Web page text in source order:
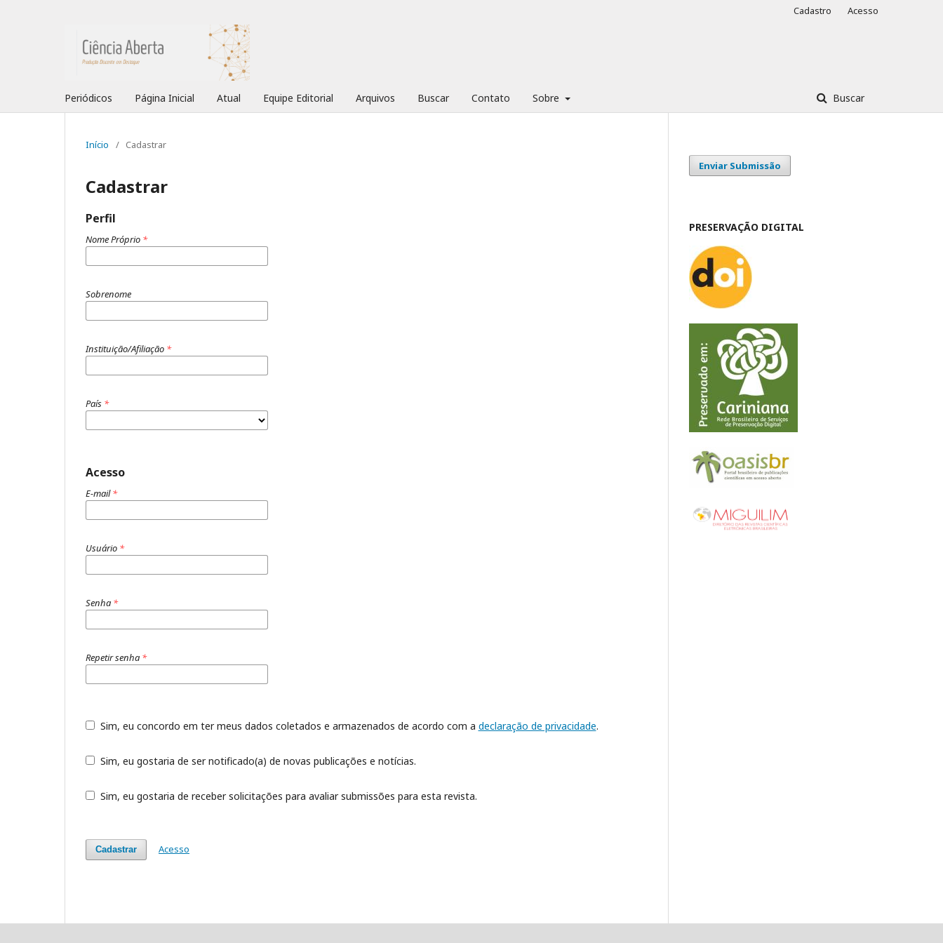
Periódicos Página Inicial Atual Equipe Editorial Arquivos Buscar Contato Sobre Buscar
Cadastro Acesso
Início / Cadastrar
Cadastrar
Perfil
Nome Próprio *
Sobrenome
Instituição/Afiliação *
País *
Acesso
E-mail*
Usuário *
Senha *
Repetir senha *
Sim, eu concordo em ter meus dados coletados e armazenados de acordo com a declaração de privacidade.
Sim, eu gostaria de ser notificado(a) de novas publicações e notícias.
Sim, eu gostaria de receber solicitações para avaliar submissões para esta revista.
Cadastrar Acesso
Enviar Submissão
PRESERVAÇÃO DIGITAL